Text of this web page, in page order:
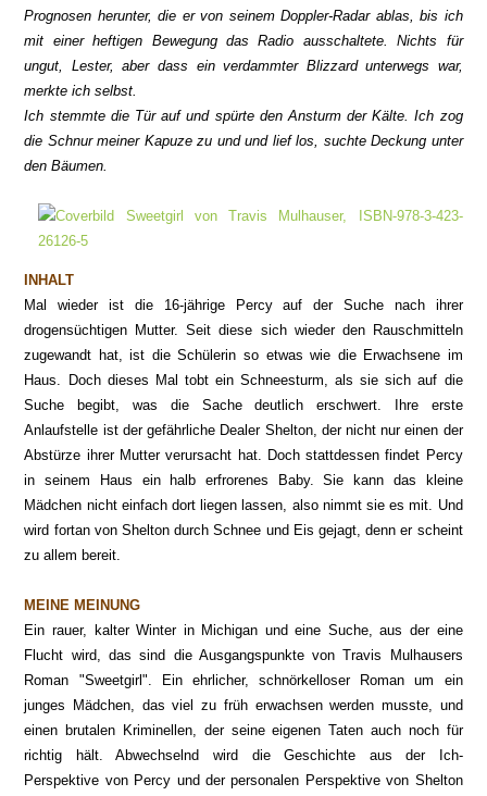
Prognosen herunter, die er von seinem Doppler-Radar ablas, bis ich
mit einer heftigen Bewegung das Radio ausschaltete. Nichts für
ungut, Lester, aber dass ein verdammter Blizzard unterwegs war,
merkte ich selbst.
Ich stemmte die Tür aufund spürte den Ansturm der Kälte. Ich zog
die Schnur meiner Kapuze zu und und lief los, suchte Deckung unter
den Bäumen.
INHALT
Mal wieder ist die 16-jährige Percy auf der Suche nach ihrer
drogensüchtigen Mutter. Seit diese sich wieder den Rauschmitteln
zugewandt hat, ist die Schülerin so etwas wie die Erwachsene im
Haus. Doch dieses Mal tobt ein Schneesturm, als sie sich auf die
Suche begibt, was die Sache deutlich erschwert. Ihre erste
Anlaufstelle ist der gefährliche Dealer Shelton, der nicht nur einen der
Abstürze ihrer Mutter verursacht hat. Doch stattdessen findet Percy
in seinem Haus ein halb erfrorenes Baby. Sie kann das kleine
Mädchen nicht einfach dort liegen lassen, also nimmt sie es mit. Und
wird fortan von Shelton durch Schnee und Eis gejagt, denn er scheint
zu allem bereit.
MEINE MEINUNG
Ein rauer, kalter Winter in Michigan und eine Suche, aus der eine
Flucht wird, das sind die Ausgangspunkte von Travis Mulhausers
Roman "Sweetgirl". Ein ehrlicher, schnörkelloser Roman um ein
junges Mädchen, das viel zu früh erwachsen werden musste, und
einen brutalen Kriminellen, der seine eigenen Taten auch noch für
richtig hält. Abwechselnd wird die Geschichte aus der Ich-
Perspektive von Percy und der personalen Perspektive von Shelton